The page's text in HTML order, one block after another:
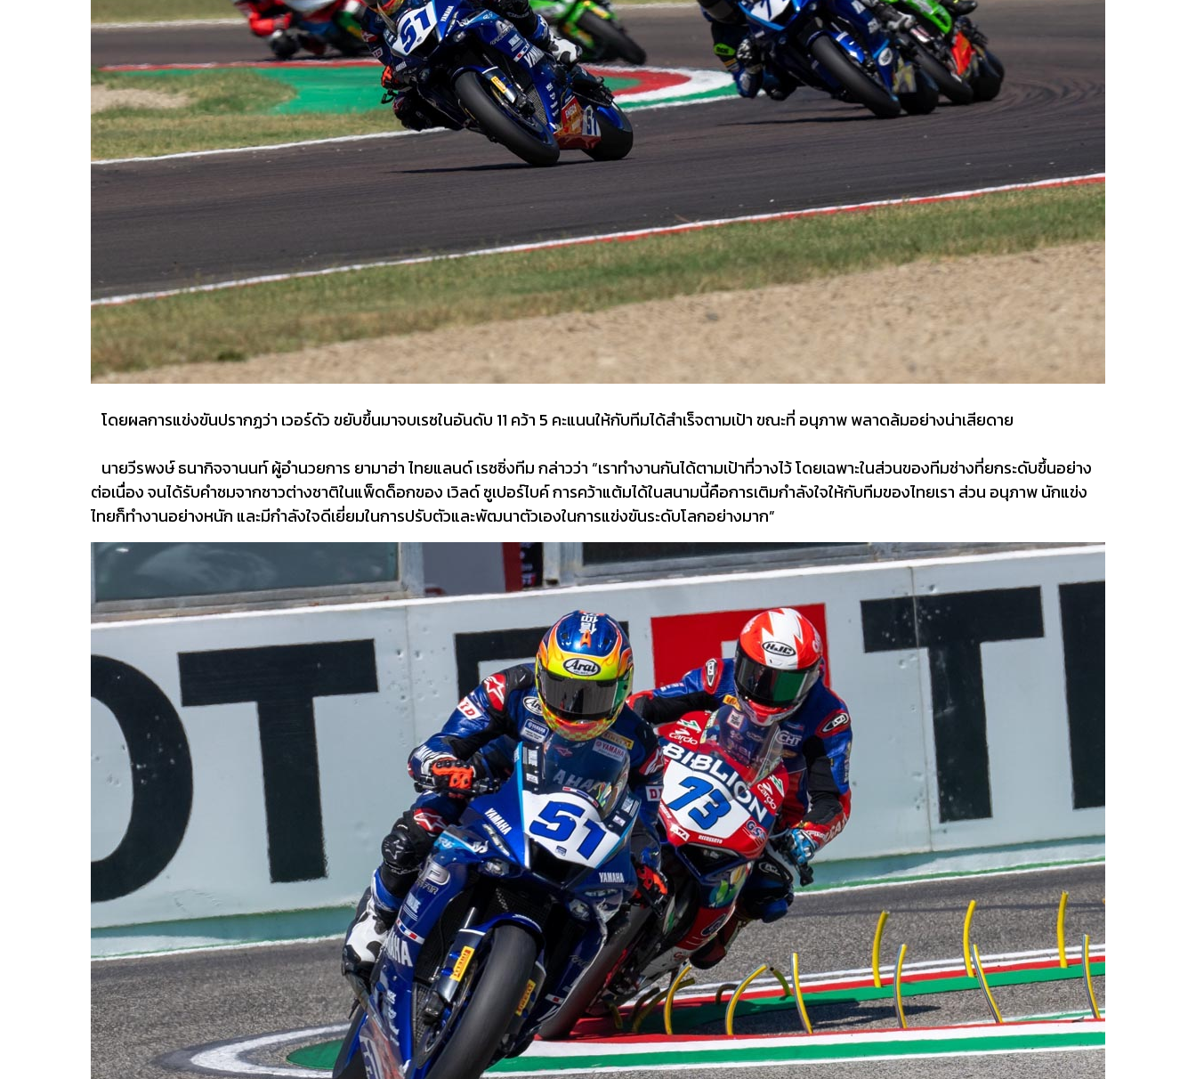
โดยผลการแข่งขันปรากฏว่า เวอร์ดัว ขยับขึ้นมาจบเรซในอันดับ 11 คว้า 5 คะแนนให้กับทีมได้สำเร็จตามเป้า ขณะที่ อนุภาพ พลาดล้มอย่างน่าเสียดาย
นายวีรพงษ์ ธนากิจจานนท์ ผู้อำนวยการ ยามาฮ่า ไทยแลนด์ เรซซิ่งทีม กล่าวว่า “เราทำงานกันได้ตามเป้าที่วางไว้ โดยเฉพาะในส่วนของทีมช่างที่ยกระดับขึ้นอย่าง
ต่อเนื่อง จนได้รับคำชมจากชาวต่างชาติในแพ็ดด็อกของ เวิลด์ ซูเปอร์ไบค์ การคว้าแต้มได้ในสนามนี้คือการเติมกำลังใจให้กับทีมของไทยเรา ส่วน อนุภาพ นักแข่ง
ไทยก็ทำงานอย่างหนัก และมีกำลังใจดีเยี่ยมในการปรับตัวและพัฒนาตัวเองในการแข่งขันระดับโลกอย่างมาก”